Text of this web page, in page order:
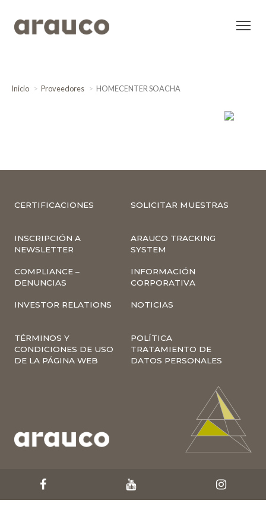
Inicio Proveedores HOMECENTER SOACHA
CERTIFICACIONES SOLICITAR MUESTRAS
INSCRIPCIÓN A
NEWSLETTER
ARAUCO TRACKING
SYSTEM
COMPLIANCE –
DENUNCIAS
INFORMACIÓN
CORPORATIVA
INVESTOR RELATIONS NOTICIAS
TÉRMINOS Y
CONDICIONES DE USO
DE LA PÁGINA WEB
POLÍTICA
TRATAMIENTO DE
DATOS PERSONALES